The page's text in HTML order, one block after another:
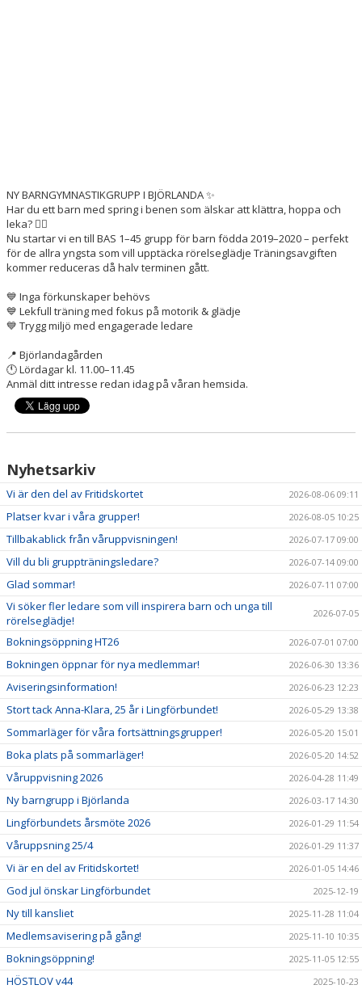
NY BARNGYMNASTIKGRUPP I BJÖRLANDA ✨
Har du ett barn med spring i benen som älskar att klättra, hoppa och
leka? 🤸‍♀️
Nu startar vi en till BAS 1–45 grupp för barn födda 2019–2020 – perfekt
för de allra yngsta som vill upptäcka rörelseglädje Träningsavgiften
kommer reduceras då halv terminen gått.
💙 Inga förkunskaper behövs
💙 Lekfull träning med fokus på motorik & glädje
💙 Trygg miljö med engagerade ledare
📍 Björlandagården
🕚 Lördagar kl. 11.00–11.45
Anmäl ditt intresse redan idag på våran hemsida.
Nyhetsarkiv
Vi är den del av Fritidskortet 2026-08-06 09:11
Platser kvar i våra grupper! 2026-08-05 10:25
Tillbakablick från våruppvisningen! 2026-07-17 09:00
Vill du bli gruppträningsledare? 2026-07-14 09:00
Glad sommar! 2026-07-11 07:00
Vi söker fler ledare som vill inspirera barn och unga till
rörelseglädje!
2026-07-05
Bokningsöppning HT26 2026-07-01 07:00
Bokningen öppnar för nya medlemmar! 2026-06-30 13:36
Aviseringsinformation! 2026-06-23 12:23
Stort tack Anna-Klara, 25 år i Lingförbundet! 2026-05-29 13:38
Sommarläger för våra fortsättningsgrupper! 2026-05-20 15:01
Boka plats på sommarläger! 2026-05-20 14:52
Våruppvisning 2026 2026-04-28 11:49
Ny barngrupp i Björlanda 2026-03-17 14:30
Lingförbundets årsmöte 2026 2026-01-29 11:54
Våruppsning 25/4 2026-01-29 11:37
Vi är en del av Fritidskortet! 2026-01-05 14:46
God jul önskar Lingförbundet 2025-12-19
Ny till kansliet 2025-11-28 11:04
Medlemsavisering på gång! 2025-11-10 10:35
Bokningsöppning! 2025-11-05 12:55
HÖSTLOV v44 2025-10-23